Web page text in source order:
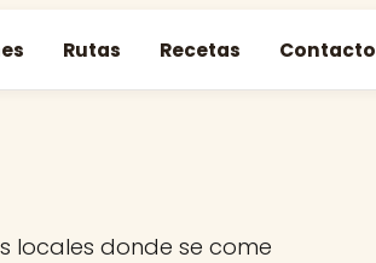
Rutas Recetas Contacto
locales donde se come